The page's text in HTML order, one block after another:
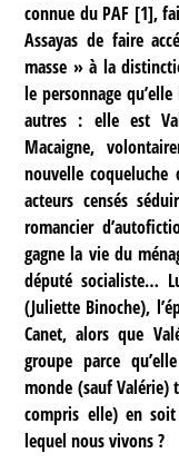
connue du PAF [1],
Assayas de faire
masse » à la
le personnage
autres : elle est
Macaigne,
nouvelle coqueluche
acteurs censés
romancier
gagne la vie du
député socialiste…
(Juliette Binoche),
Canet, alors que
groupe parce
monde (sauf Valérie)
compris elle) en
lequel nous vivons ?